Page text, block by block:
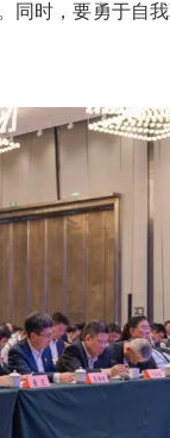
同时，要勇于自